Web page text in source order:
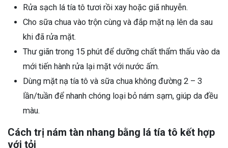
Rửa sạch lá tía tô tươi rồi xay hoặc giã nhuyễn.
Cho sữa chua vào trộn cùng và đắp mặt nạ lên da sau
khi đã rửa mặt.
Thư giãn trong 15 phút để dưỡng chất thẩm thấu vào da
mới tiến hành rửa lại mặt với nước ấm.
Dùng mặt nạ tía tô và sữa chua không đường 2 – 3
lần/tuần để nhanh chóng loại bỏ nám sạm, giúp da đều
màu.
Cách trị nám tàn nhang bằng lá tía tô kết hợp
với tỏi